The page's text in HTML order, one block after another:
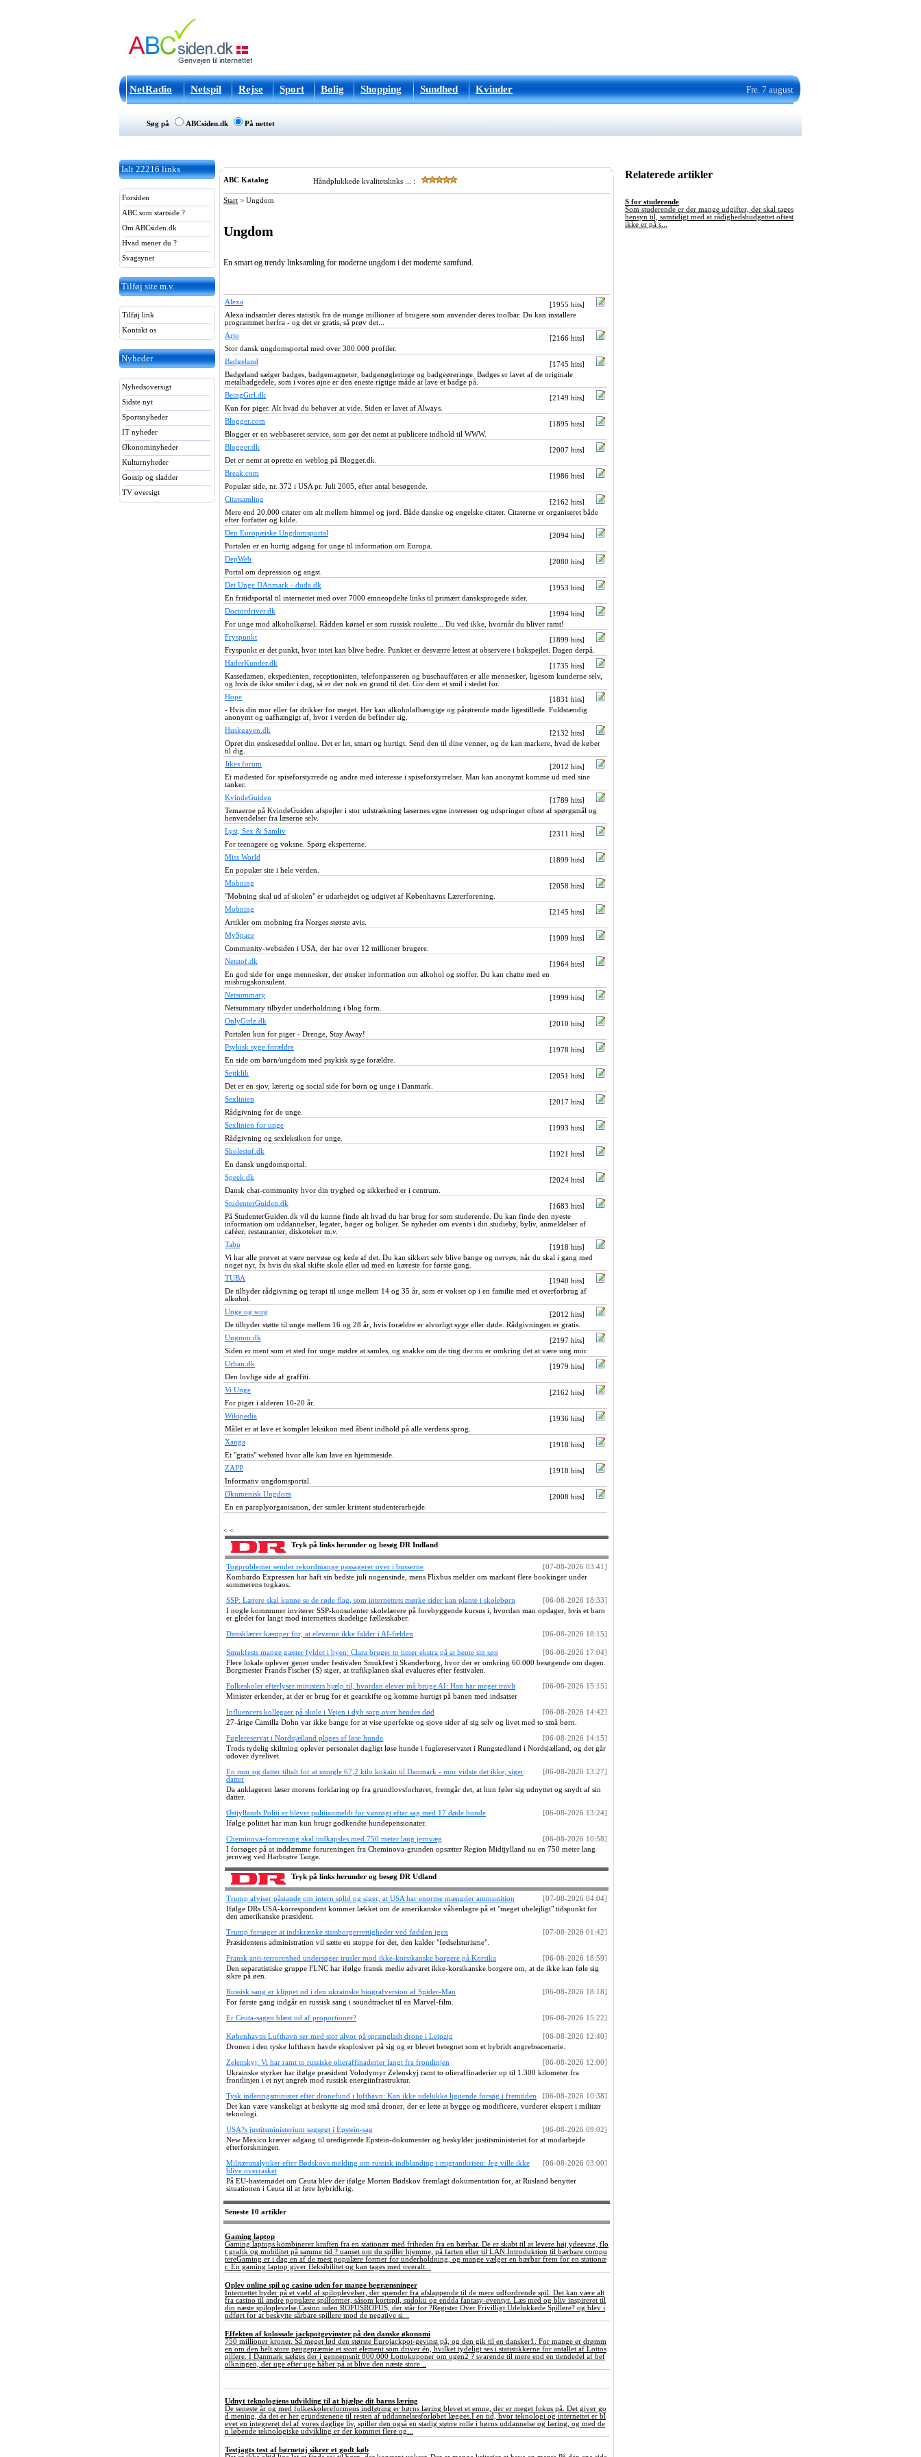
NetRadio Netspil Rejse Sport Bolig Shopping Sundhed Kvinder Fre. 7 august
Søg på ABCsiden.dk På nettet
Ialt 22216 links
Forsiden
ABC som startside ?
Om ABCsiden.dk
Hvad mener du ?
Svagsynet
Tilføj site m.v.
Tilføj link
Kontakt os
Nyheder
Nyhedsoversigt
Sidste nyt
Sportsnyheder
IT nyheder
Økonominyheder
Kulturnyheder
Gossip og sladder
TV oversigt
ABC Katalog Håndplukkede kvalitetslinks ... :
Start > Ungdom
Ungdom
En smart og trendy linksamling for moderne ungdom i det moderne samfund.
Alexa
[1955 hits]
Alexa indsamler deres statistik fra de mange millioner af brugere som anvender deres toolbar. Du kan installere
programmet herfra - og det er gratis, så prøv det...
Arto
[2166 hits]
Stor dansk ungdomsportal med over 300.000 profiler.
Badgeland
[1745 hits]
Badgeland sælger badges, badgemagneter, badgenøgleringe og badgeøreringe. Badges er lavet af de originale
metalbadgedele, som i vores øjne er den eneste rigtige måde at lave et badge på.
BeingGirl.dk
[2149 hits]
Kun for piger. Alt hvad du behøver at vide. Siden er lavet af Always.
Blogger.com
[1895 hits]
Blogger er en webbaseret service, som gør det nemt at publicere indhold til WWW.
Blogger.dk
[2007 hits]
Det er nemt at oprette en weblog på Blogger.dk.
Break.com
[1986 hits]
Populær side, nr. 372 i USA pr. Juli 2005, efter antal besøgende.
Citatsamling
[2162 hits]
Mere end 20.000 citater om alt mellem himmel og jord. Både danske og engelske citater. Citaterne er organiseret både
efter forfatter og kilde.
Den Europæiske Ungdomsportal
[2094 hits]
Portalen er en hurtig adgang for unge til information om Europa.
DepWeb
[2080 hits]
Portal om depression og angst.
Det Unge DAnmark - duda.dk
[1953 hits]
En fritidsportal til internettet med over 7000 emneopdelte links til primært dansksprogede sider.
Doctordriver.dk
[1994 hits]
For unge mod alkoholkørsel. Rådden kørsel er som russisk roulette... Du ved ikke, hvornår du bliver ramt!
Fryspunkt
[1899 hits]
Fryspunkt er det punkt, hvor intet kan blive bedre. Punktet er desværre lettest at observere i bakspejlet. Dagen derpå.
HaderKunder.dk
[1735 hits]
Kassedamen, ekspedienten, receptionisten, telefonpasseren og buschaufføren er alle mennesker, ligesom kunderne selv,
og hvis de ikke smiler i dag, så er der nok en grund til det. Giv dem et smil i stedet for.
Hope
[1831 hits]
- Hvis din mor eller far drikker for meget. Her kan alkoholafhængige og pårørende møde ligestillede. Fuldstændig
anonymt og uafhængigt af, hvor i verden de befinder sig.
Huskgaven.dk
[2132 hits]
Opret din ønskeseddel online. Det er let, smart og hurtigt. Send den til dine venner, og de kan markere, hvad de køber
til dig.
Jikes forum
[2012 hits]
Et mødested for spiseforstyrrede og andre med interesse i spiseforstyrrelser. Man kan anonymt komme ud med sine
tanker.
KvindeGuiden
[1789 hits]
Temaerne på KvindeGuiden afspejler i stor udstrækning læsernes egne interesser og udspringer oftest af spørgsmål og
henvendelser fra læserne selv.
Lyst, Sex & Samliv
[2311 hits]
For teenagere og voksne. Spørg eksperterne.
Miss World
[1899 hits]
En populær site i hele verden.
Mobning
[2058 hits]
"Mobning skal ud af skolen" er udarbejdet og udgivet af Københavns Lærerforening.
Mobning
[2145 hits]
Artikler om mobning fra Norges største avis.
MySpace
[1909 hits]
Community-websiden i USA, der har over 12 millioner brugere.
Netstof.dk
[1964 hits]
En god side for unge mennesker, der ønsker information om alkohol og stoffer. Du kan chatte med en
misbrugskonsulent.
Netsummary
[1999 hits]
Netsummary tilbyder underholdning i blog form.
OnlyGirlz.dk
[2010 hits]
Portalen kun for piger - Drenge, Stay Away!
Psykisk syge forældre
[1978 hits]
En side om børn/ungdom med psykisk syge forældre.
Sejtklik
[2051 hits]
Det er en sjov, lærerig og social side for børn og unge i Danmark.
Sexlinien
[2017 hits]
Rådgivning for de unge.
Sexlinien for unge
[1993 hits]
Rådgivning og sexleksikon for unge.
Skolestof.dk
[1921 hits]
En dansk ungdomsportal.
Speek.dk
[2024 hits]
Dansk chat-community hvor din tryghed og sikkerhed er i centrum.
StudenterGuiden.dk
[1683 hits]
På StudenterGuiden.dk vil du kunne finde alt hvad du har brug for som studerende. Du kan finde den nyeste
information om uddannelser, legater, bøger og boliger. Se nyheder om events i din studieby, byliv, anmeldelser af
caféer, restauranter, diskoteker m.v.
Tabu
[1918 hits]
Vi har alle prøvet at være nervøse og kede af det. Du kan sikkert selv blive bange og nervøs, når du skal i gang med
noget nyt, fx hvis du skal skifte skole eller ud med en kæreste for første gang.
TUBA
[1940 hits]
De tilbyder rådgivning og terapi til unge mellem 14 og 35 år, som er vokset op i en familie med et overforbrug af
alkohol.
Unge og sorg
[2012 hits]
De tilbyder støtte til unge mellem 16 og 28 år, hvis forældre er alvorligt syge eller døde. Rådgivningen er gratis.
Ungmor.dk
[2197 hits]
Siden er ment som et sted for unge mødre at samles, og snakke om de ting der nu er omkring det at være ung mor.
Urban.dk
[1979 hits]
Den lovlige side af graffiti.
Vi Unge
[2162 hits]
For piger i alderen 10-20 år.
Wikipedia
[1936 hits]
Målet er at lave et komplet leksikon med åbent indhold på alle verdens sprog.
Xanga
[1918 hits]
Et "gratis" websted hvor alle kan lave en hjemmeside.
ZAPP
[1918 hits]
Informativ ungdomsportal.
Økumenisk Ungdom
[2008 hits]
En en paraplyorganisation, der samler kristent studenterarbejde.
< <
Tryk på links herunder og besøg DR Indland
Togproblemer sender rekordmange passagerer over i busserne
[07-08-2026 03:41]
Kombardo Expressen har haft sin bedste juli nogensinde, mens Flixbus melder om markant flere bookinger under
sommerens togkaos.
SSP: Lærere skal kunne se de røde flag, som internettets mørke sider kan plante i skolebørn
[06-08-2026 18:33]
I nogle kommuner inviterer SSP-konsulenter skolelærere på forebyggende kursus i, hvordan man opdager, hvis et barn
er gledet for langt mod internettets skadelige fællesskaber.
Dansklærer kæmper for, at eleverne ikke falder i AI-fælden [06-08-2026 18:15]
Smukfests mange gæster fylder i byen: Clara bruger to timer ekstra på at hente sin søn
[06-08-2026 17:04]
Flere lokale oplever gener under festivalen Smukfest i Skanderborg, hvor der er omkring 60.000 besøgende om dagen.
Borgmester Frands Fischer (S) siger, at trafikplanen skal evalueres efter festivalen.
Folkeskoler efterlyser ministers hjælp til, hvordan elever må bruge AI: Han har meget travlt
[06-08-2026 15:15]
Minister erkender, at der er brug for et gearskifte og komme hurtigt på banen med indsatser
Influencers kollegaer på skole i Vejen i dyb sorg over hendes død
[06-08-2026 14:42]
27-årige Camilla Dohn var ikke bange for at vise uperfekte og sjove sider af sig selv og livet med to små børn.
Fuglereservat i Nordsjælland plages af løse hunde
[06-08-2026 14:15]
Trods tydelig skiltning oplever personalet dagligt løse hunde i fuglereservatet i Rungstedlund i Nordsjælland, og det går
udover dyrelivet.
En mor og datter tiltalt for at smugle 67,2 kilo kokain til Danmark - mor vidste det ikke, siger
datter
[06-08-2026 13:27]
Da anklageren læser morens forklaring op fra grundlovsforhøret, fremgår det, at hun føler sig udnyttet og snydt af sin
datter.
Østjyllands Politi er blevet politianmeldt for vanrøgt efter sag med 17 døde hunde
[06-08-2026 13:24]
Ifølge politiet har man kun brugt godkendte hundepensionater.
Cheminova-forurening skal indkapsles med 750 meter lang jernvæg
[06-08-2026 10:58]
I forsøget på at inddæmme forureningen fra Cheminova-grunden opsætter Region Midtjylland nu en 750 meter lang
jernvæg ved Harboøre Tange.
Tryk på links herunder og besøg DR Udland
Trump afviser påstande om intern splid og siger, at USA har enorme mængder ammunition
[07-08-2026 04:04]
Ifølge DRs USA-korrespondent kommer lækket om de amerikanske våbenlagre på et "meget ubelejligt" tidspunkt for
den amerikanske præsident.
Trump forsøger at indskrænke statsborgerrettigheder ved fødslen igen
[07-08-2026 01:42]
Præsidentens administration vil sætte en stoppe for det, den kalder "fødselsturisme".
Fransk anti-terrorenhed undersøger trusler mod ikke-korsikanske borgere på Korsika
[06-08-2026 18:59]
Den separatistiske gruppe FLNC har ifølge fransk medie advaret ikke-korsikanske borgere om, at de ikke kan føle sig
sikre på øen.
Russisk sang er klippet ud i den ukrainske biografversion af Spider-Man
[06-08-2026 18:18]
For første gang indgår en russisk sang i soundtracket til en Marvel-film.
Er Ceuta-sagen blæst ud af proportioner? [06-08-2026 15:22]
Københavns Lufthavn ser med stor alvor på sprængladt drone i Leipzig
[06-08-2026 12:40]
Dronen i den tyske lufthavn havde eksplosiver på sig og er blevet betegnet som et hybridt angrebsscenarie.
Zelenskyj: Vi har ramt to russiske olieraffinaderier langt fra frontlinjen
[06-08-2026 12:00]
Ukrainske styrker har ifølge præsident Volodymyr Zelenskyj ramt to olieraffinaderier op til 1.300 kilometer fra
frontlinjen i et nyt angreb mod russisk energiinfrastruktur.
Tysk indenrigsminister efter dronefund i lufthavn: Kan ikke udelukke lignende forsøg i fremtiden
[06-08-2026 10:38]
Det kan være vanskeligt at beskytte sig mod små droner, der er lette at bygge og modificere, vurderer ekspert i militær
teknologi.
USA?s justitsministerium sagsøgt i Epstein-sag
[06-08-2026 09:02]
New Mexico kræver adgang til uredigerede Epstein-dokumenter og beskylder justitsministeriet for at modarbejde
efterforskningen.
Militæranalytiker efter Bødskovs melding om russisk indblanding i migrantkrisen: Jeg ville ikke
blive overrasket
[06-08-2026 03:00]
På EU-hastemødet om Ceuta blev der ifølge Morten Bødskov fremlagt dokumentation for, at Rusland benytter
situationen i Ceuta til at føre hybridkrig.
Seneste 10 artikler
Gaming laptop
Gaming laptops kombinerer kraften fra en stationær med friheden fra en bærbar. De er skabt til at levere høj ydeevne, flo
t grafik og mobilitet på samme tid ? uanset om du spiller hjemme, på farten eller til LAN.Introduktion til bærbare compu
tereGaming er i dag en af de mest populære former for underholdning, og mange vælger en bærbar frem for en stationæ
r. En gaming laptop giver fleksibilitet og kan tages med overalt...
Oplev online spil og casino uden for mange begrænsninger
Internettet byder på et væld af spiloplevelser, der spænder fra afslappende til de mere udfordrende spil. Det kan være alt
fra casino til andre populære spilformer, såsom kortspil, sudoku og endda fantasy-eventyr. Læs med og bliv inspireret til
din næste spiloplevelse.Casino uden ROFUSROFUS, der står for ?Register Over Frivilligt Udelukkede Spillere? og blev i
ndført for at beskytte sårbare spillere mod de negative si...
Effekten af kolossale jackpotgevinster på den danske økonomi
750 millioner kroner. Så meget lød den største Eurojackpot-gevinst på, og den gik til en dansker1. For mange er drømm
en om den helt store pengepræmie et stort element som driver én, hvilket tydeligt ses i statistikkerne for antallet af Lottos
pillere. I Danmark sælges der i gennemsnit 800.000 Lottokuponer om ugen2 ? svarende til mere end en tiendedel af bef
olkningen, der uge efter uge håber på at blive den næste store...
Udnyt teknologiens udvikling til at hjælpe dit barns læring
De seneste år og med folkeskolereformens indføring er børns læring blevet et emne, der er meget fokus på. Det giver go
d mening, da det er her grundstenene til resten af uddannelsesforløbet lægges.I en tid, hvor teknologi og internettet er bl
evet en integreret del af vores daglige liv, spiller den også en stadig større rolle i børns uddannelse og læring, og med de
n løbende teknologiske udvikling er der kommet flere og...
Testjagts test af børnetøj sikrer et godt køb
Relaterede artikler
S for studerende
Som studerende er der mange udgifter, der skal tages
hensyn til, samtidigt med at rådighedsbudgettet oftest
ikke er på s...